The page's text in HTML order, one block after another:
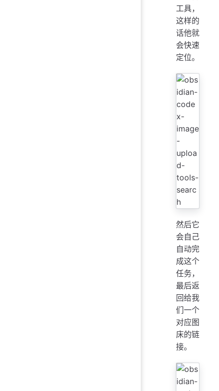
工具，
这样的
话他就
会快速
定位。
然后它
会自己
自动完
成这个
任务，
最后返
回给我
们一个
对应图
床的链
接。